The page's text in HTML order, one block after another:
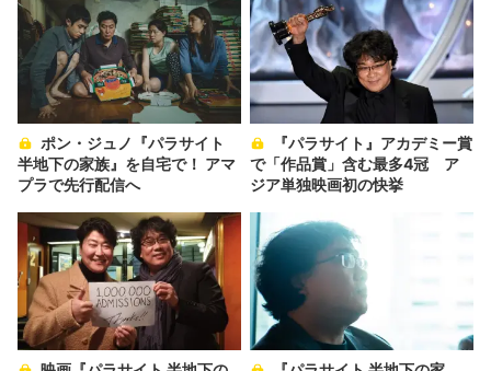
半地下の家族』を自宅で！ アマ
プラで先行配信へ
で「作品賞」含む最多4冠 ア
ジア単独映画初の快挙